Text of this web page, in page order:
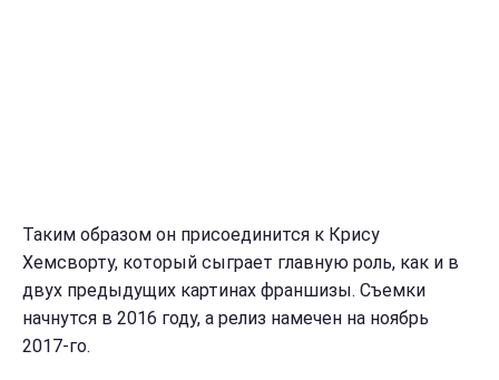
Таким образом он присоединится к Крису
Хемсворту, который сыграет главную роль, как и в
двух предыдущих картинах франшизы. Съемки
начнутся в 2016 году, а релиз намечен на ноябрь
2017-го.